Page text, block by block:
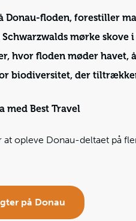
Donau-floden, forestiller
mørke
hvor floden møder havet,
biodiversitet, der
med Best Travel
opleve Donau-deltaet på
på Donau